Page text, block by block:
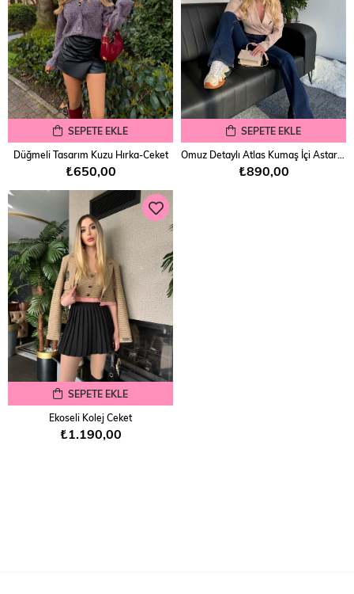
SEPETE EKLE
Düğmeli Tasarım Kuzu Hırka-Ceket
₺650,00
SEPETE EKLE
₺890,00
SEPETE EKLE
Ekoseli Kolej Ceket
₺1.190,00